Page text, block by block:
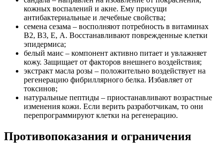
кожных воспалений и акне. Ему присущи
антибактериальные и лечебные свойства;
семена сезама – восполняют потребность в витаминах
В2, В3, Е, А. Восстанавливают поврежденные клетки
эпидермиса;
белый маис – компонент активно питает и увлажняет
кожу. Защищает от факторов внешнего воздействия;
экстракт масла розы – положительно воздействует на
регенерацию фибриллярного белка. Избавляет от
токсинов;
натуральные пептиды – приостанавливают возрастные
изменения кожи. Если верить разработчикам, то они
перепрограммируют клетки на регенерацию.
Противопоказания и ограничения